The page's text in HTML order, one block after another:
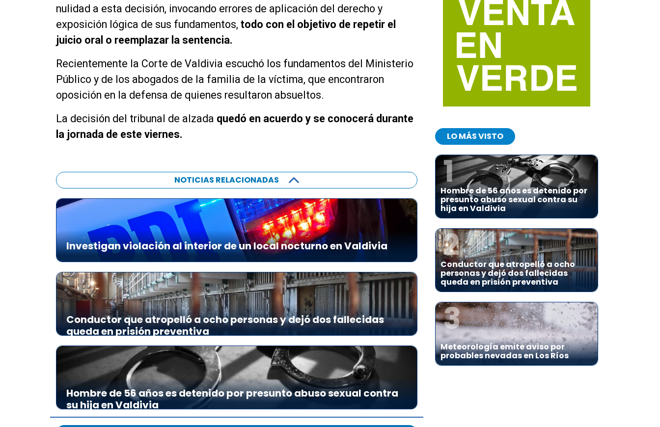
nulidad a esta decisión, invocando errores de aplicación del derecho y
exposición lógica de sus fundamentos, todo con el objetivo de repetir el
juicio oral o reemplazar la sentencia.
Recientemente la Corte de Valdivia escuchó los fundamentos del Ministerio
Público y de los abogados de la familia de la víctima, que encontraron
oposición en la defensa de quienes resultaron absueltos.
La decisión del tribunal de alzada quedó en acuerdo y se conocerá durante
la jornada de este viernes.
NOTICIAS RELACIONADAS
Investigan violación al interior de un local nocturno en Valdivia
Conductor que atropelló a ocho personas y dejó dos fallecidas
queda en prisión preventiva
Hombre de 56 años es detenido por presunto abuso sexual contra
su hija en Valdivia
LO MÁS VISTO
1
Hombre de 56 años es detenido por
presunto abuso sexual contra su
hija en Valdivia
2
Conductor que atropelló a ocho
personas y dejó dos fallecidas
queda en prisión preventiva
3
Meteorología emite aviso por
probables nevadas en Los Ríos